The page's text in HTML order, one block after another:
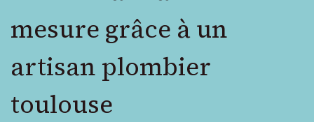
mesure grâce à un
artisan plombier
toulouse